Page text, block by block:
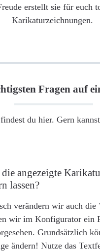
erstellt sie für euch
Karikaturzeichnungen.
Fragen auf
du hier. Gern
angezeigte
lassen?
verändern wir auch die
wir im Konfigurator ein
Grundsätzlich
ändern! Nutze das